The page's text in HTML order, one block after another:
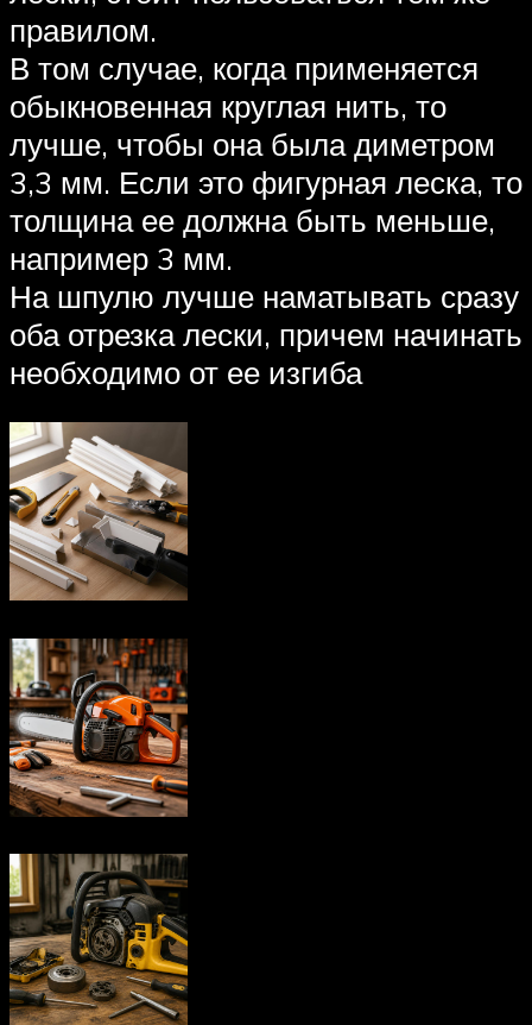
правилом.
В том случае, когда применяется
обыкновенная круглая нить, то
лучше, чтобы она была диметром
3,3 мм. Если это фигурная леска, то
толщина ее должна быть меньше,
например 3 мм.
На шпулю лучше наматывать сразу
оба отрезка лески, причем начинать
необходимо от ее изгиба